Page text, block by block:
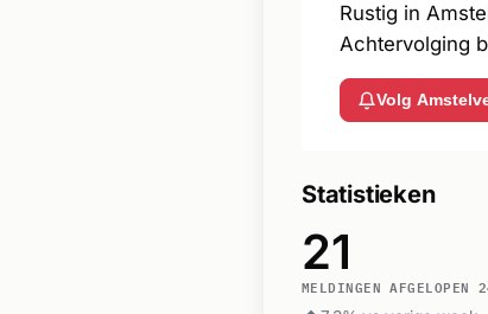
Rustig in
Achtervolging
Volg
Statistieken
21
MELDINGEN AFGELOPEN